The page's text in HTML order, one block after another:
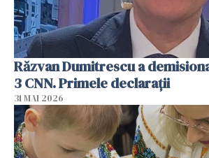
Răzvan Dumitrescu a
3 CNN. Primele declarații
31 MAI 2026